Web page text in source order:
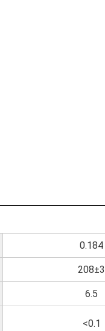
0.184
208±3
6.5
<0.1